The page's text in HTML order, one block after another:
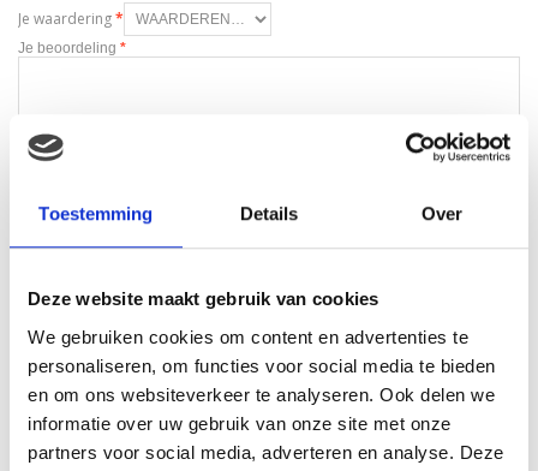
Toestemming Details Over
Deze website maakt gebruik van cookies
We gebruiken cookies om content en advertenties te
personaliseren, om functies voor social media te bieden
en om ons websiteverkeer te analyseren. Ook delen we
informatie over uw gebruik van onze site met onze
partners voor social media, adverteren en analyse. Deze
Je waardering*
Je beoordeling *
Gerelateerde producten